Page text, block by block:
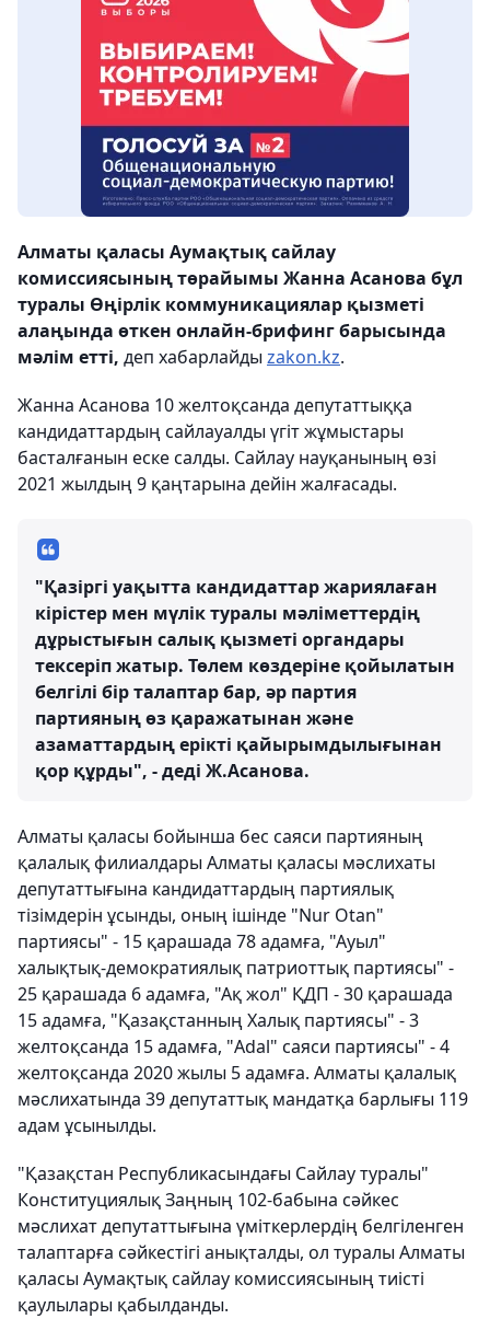
Алматы қаласы Аумақтық сайлау
комиссиясының төрайымы Жанна Асанова бұл
туралы Өңірлік коммуникациялар қызметі
алаңында өткен онлайн-брифинг барысында
мәлім етті, деп хабарлайды zakon.kz.
Жанна Асанова 10 желтоқсанда депутаттыққа
кандидаттардың сайлауалды үгіт жұмыстары
басталғанын еске салды. Сайлау науқанының өзі
2021 жылдың 9 қаңтарына дейін жалғасады.
"Қазіргі уақытта кандидаттар жариялаған
кірістер мен мүлік туралы мәліметтердің
дұрыстығын салық қызметі органдары
тексеріп жатыр. Төлем көздеріне қойылатын
белгілі бір талаптар бар, әр партия
партияның өз қаражатынан және
азаматтардың ерікті қайырымдылығынан
қор құрды", - деді Ж.Асанова.
Алматы қаласы бойынша бес саяси партияның
қалалық филиалдары Алматы қаласы мәслихаты
депутаттығына кандидаттардың партиялық
тізімдерін ұсынды, оның ішінде "Nur Otan"
партиясы" - 15 қарашада 78 адамға, "Ауыл"
халықтық-демократиялық патриоттық партиясы" -
25 қарашада 6 адамға, "Ақ жол" ҚДП - 30 қарашада
15 адамға, "Қазақстанның Халық партиясы" - 3
желтоқсанда 15 адамға, "Adal" саяси партиясы" - 4
желтоқсанда 2020 жылы 5 адамға. Алматы қалалық
мәслихатында 39 депутаттық мандатқа барлығы 119
адам ұсынылды.
"Қазақстан Республикасындағы Сайлау туралы"
Конституциялық Заңның 102-бабына сәйкес
мәслихат депутаттығына үміткерлердің белгіленген
талаптарға сәйкестігі анықталды, ол туралы Алматы
қаласы Аумақтық сайлау комиссиясының тиісті
қаулылары қабылданды.